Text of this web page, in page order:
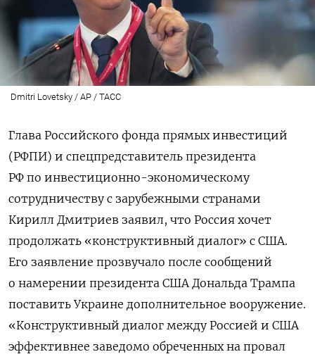
Dmitri Lovetsky / AP / ТАСС
Глава Российского фонда прямых инвестиций
(РФПИ) и спецпредставитель президента
РФ по инвестиционно-экономическому
сотрудничеству с зарубежными странами
Кирилл Дмитриев заявил, что Россия хочет
продолжать «конструктивный диалог» с США.
Его заявление прозвучало после сообщений
о намерении президента США Дональда Трампа
поставить Украине дополнительное вооружение.
«Конструктивный диалог между Россией и США
эффективнее заведомо обреченных на провал